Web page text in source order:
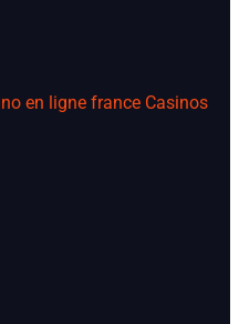
en ligne france Casinos